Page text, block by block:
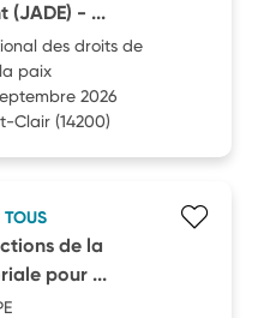
(JADE) - ...
des droits de
paix
2026
Clair (14200)
de la
pour ...